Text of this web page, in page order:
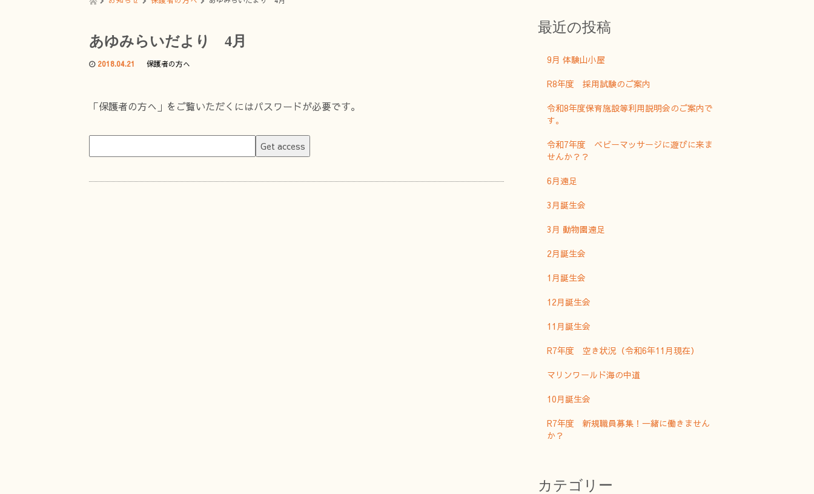
あゆみらいだより 4月
2018.04.21 保護者の方へ
「保護者の方へ」をご覧いただくにはパスワードが必要です。
最近の投稿
9月 体験山小屋
R8年度 採用試験のご案内
令和8年度保育施設等利用説明会のご案内で
す。
令和7年度 ベビーマッサージに遊びに来ま
せんか？？
6月遠足
3月誕生会
3月 動物園遠足
2月誕生会
1月誕生会
12月誕生会
11月誕生会
R7年度 空き状況（令和6年11月現在）
マリンワールド海の中道
10月誕生会
R7年度 新規職員募集！一緒に働きません
か？
カテゴリー